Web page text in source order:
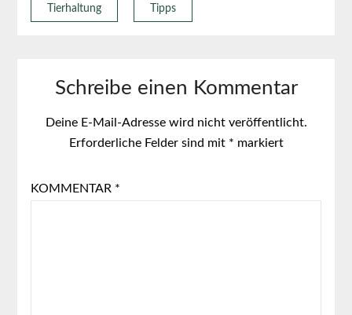
Tierhaltung Tipps
Schreibe einen Kommentar
Deine E-Mail-Adresse wird nicht veröffentlicht.
Erforderliche Felder sind mit * markiert
KOMMENTAR *